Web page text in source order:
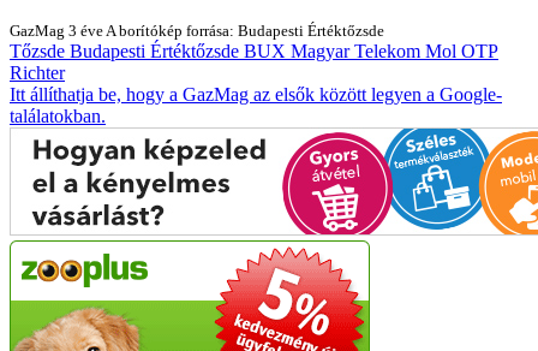
GazMag 3 éve A borítókép forrása: Budapesti Értéktőzsde
Tőzsde Budapesti Értéktőzsde BUX Magyar Telekom Mol OTP
Richter
Itt állíthatja be, hogy a GazMag az elsők között legyen a Google-
találatokban.